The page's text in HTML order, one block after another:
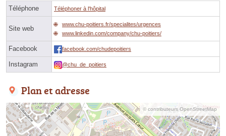
Téléphone Téléphoner à l'hôpital
Site web
www.chu-poitiers.fr/specialites/urgences
www.linkedin.com/company/chu-poitiers/
Facebook facebook.com/chudepoitiers
Instagram @chu_de_poitiers
Plan et adresse
© contributeurs OpenStreetMap